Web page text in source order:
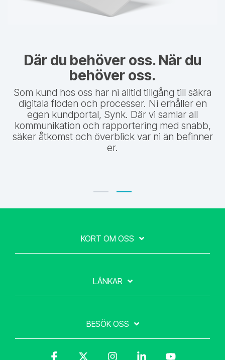
Där du behöver oss. När du
behöver oss.
Som kund hos oss har ni alltid tillgång till säkra
digitala flöden och processer. Ni erhåller en
egen kundportal, Synk. Där vi samlar all
kommunikation och rapportering med snabb,
säker åtkomst och överblick var ni än befinner
er.
KORT OM OSS
LÄNKAR
BESÖK OSS
Facebook Instagram Linkedin